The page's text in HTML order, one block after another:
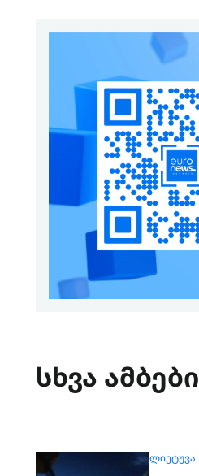
სხვა ამბები
ᲚᲘᲔᲢᲣᲕᲐ